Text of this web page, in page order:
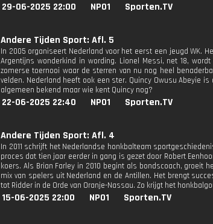
29-06-2025 22:00 NPO1 Sporten.TV
Andere Tijden Sport: Afl. 5
In 2005 organiseert Nederland voor het eerst een jeugd WK.
Argentijns wonderkind in wording. Lionel Messi, net 18,
zomerse toernooi waar de sterren van nu nog heel
velden. Nederland heeft ook een ster. Quincy Owusu Abeyie
algemeen bekend maar wie kent Quincy nog?
22-06-2025 22:40 NPO1 Sporten.TV
Andere Tijden Sport: Afl. 4
In 2011 schrijft het Nederlandse honkbalteam
proces dat tien jaar eerder in gang is gezet door Robert
koers. Als Brian Farley in 2010 begint als bondscoach,
mix van spelers uit Nederland en de Antillen. Het brengt
tot Ridder in de Orde van Oranje-Nassau. Zo krijgt het
15-06-2025 22:00 NPO1 Sporten.TV